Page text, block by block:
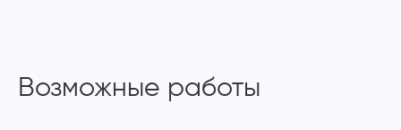
Возможные работы